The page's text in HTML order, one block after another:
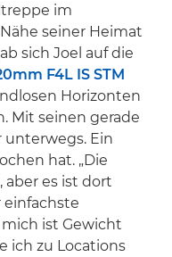
im
seiner Heimat
sich Joel auf die
F4L IS STM
Horizonten
Mit seinen gerade
unterwegs. Ein
hat. „Die
aber es ist dort
mich ist Gewicht
ich zu Locations